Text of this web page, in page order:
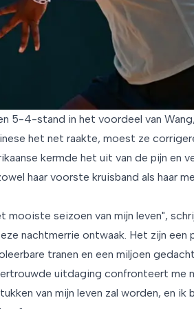
5-4-stand in het voordeel van
het net raakte, moest ze
kermde het uit van de pijn en
haar voorste kruisband als haar
mooiste seizoen van mijn leven",
nachtmerrie ontwaak. Het zijn een
tranen en een miljoen
uitdaging confronteert me
van mijn leven zal worden, en ik